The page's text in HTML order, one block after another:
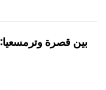
بين قصرة